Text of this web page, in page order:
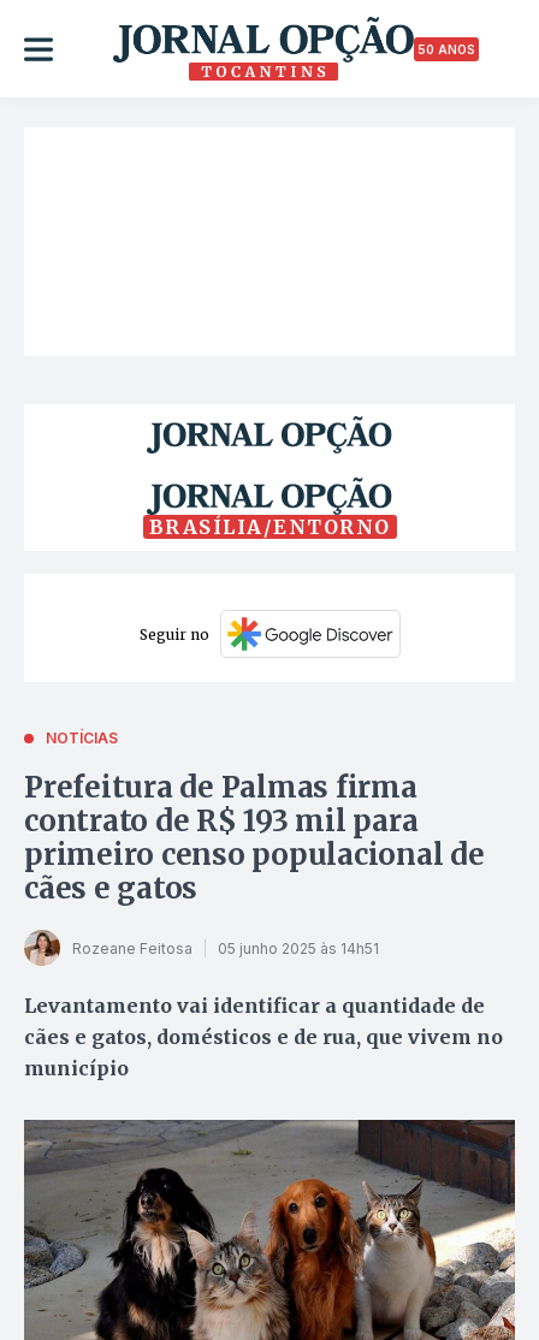
50 ANOS
BRASÍLIA/ENTORNO
Seguir no
NOTÍCIAS
Prefeitura de Palmas firma
contrato de R$ 193 mil para
primeiro censo populacional de
cães e gatos
Rozeane Feitosa 05 junho 2025 às 14h51
Levantamento vai identificar a quantidade de
cães e gatos, domésticos e de rua, que vivem no
município